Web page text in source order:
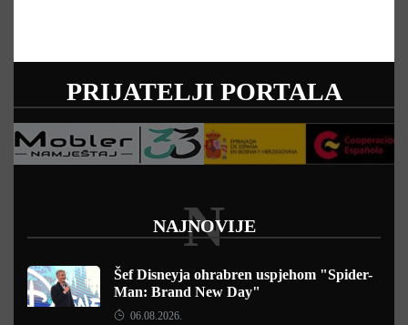
PRIJATELJI PORTALA
NAJNOVIJE
N
Šef Disneyja ohrabren uspjehom "Spider-
Man: Brand New Day"
06.08.2026.